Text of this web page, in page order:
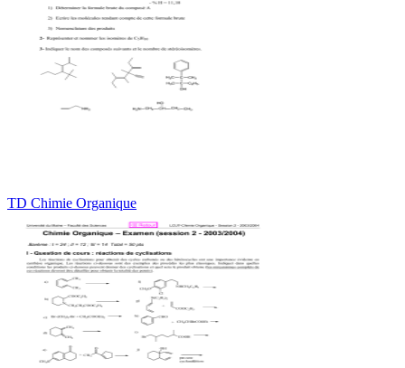
TD Chimie Organique